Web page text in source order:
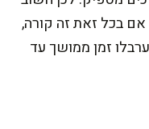
בכל זאת זה קורה,
זמן ממושך עד